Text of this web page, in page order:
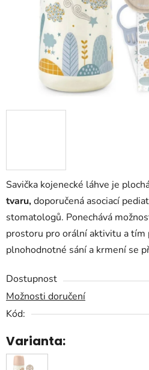
Savička kojenecké láhve je
tvaru,doporučená asociací
stomatologů. Ponechává
prostoru pro orální aktivitu a tím
plnohodnotné sání a krmení se
Dostupnost
Možnosti doručení
Kód:
Varianta: